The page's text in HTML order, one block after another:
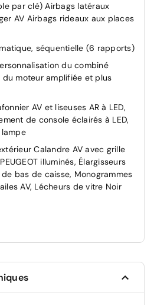
& Assistance
LED Technology Éclairage
conditions extérieures et de
par clé) Airbags latéraux
AV Airbags rideaux aux places
séquentielle (6 rapports)
du combiné
moteur amplifiée et plus
AV et liseuses AR à LED,
de console éclairés à LED,
Calandre AV avec grille
illuminés, Élargisseurs
bas de caisse, Monogrammes
AV, Lécheurs de vitre Noir
Planche de bord moussée
chromé transversal, et
Panneaux de portes avec
Adamite / gris Tramontane,
de portes AV avec
Accoudoirs de portes en